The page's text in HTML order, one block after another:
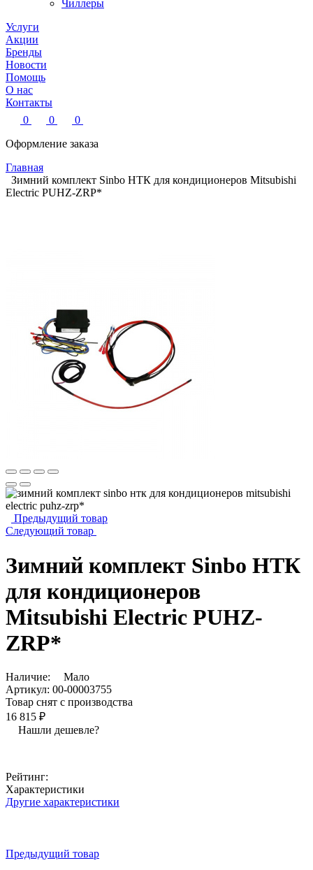
Чиллеры
Услуги
Акции
Бренды
Новости
Помощь
О нас
Контакты
0
0
0
Оформление заказа
Главная
Зимний комплект Sinbo НТК для кондиционеров Mitsubishi
Electric PUHZ-ZRP*
Предыдущий товар
Следующий товар
Зимний комплект Sinbo НТК
для кондиционеров
Mitsubishi Electric PUHZ-
ZRP*
Наличие:
Мало
Артикул: 00-00003755
Товар снят с производства
16 815 ₽
Нашли дешевле?
Рейтинг:
Характеристики
Другие характеристики
Предыдущий товар